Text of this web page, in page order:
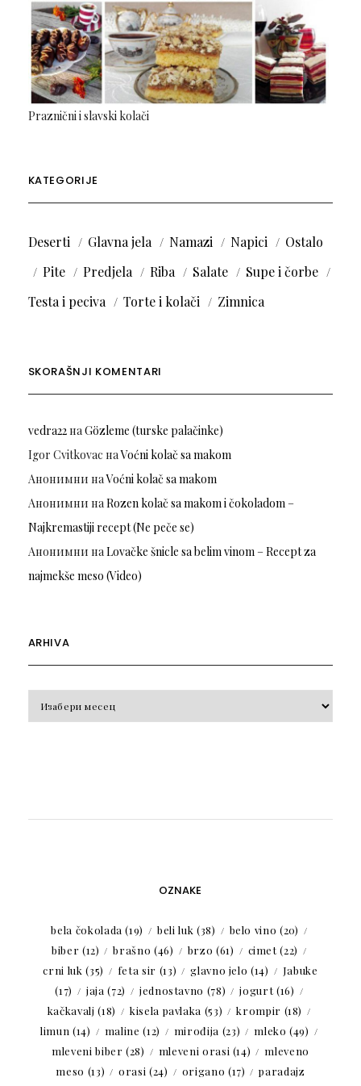
Praznični i slavski kolači
KATEGORIJE
Deserti Glavna jela Namazi Napici
Ostalo
Pite
Predjela Riba Salate
Supe i čorbe
Testa i peciva
Torte i kolači Zimnica
SKORAŠNJI KOMENTARI
vedra22наGözleme (turske palačinke)
Igor Cvitkovac наVoćni kolač sa makom
Анонимни наVoćni kolač sa makom
Анонимни наRozen kolač sa makom i čokoladom –
Najkremastiji recept (Ne peče se)
Анонимни наLovačke šnicle sa belim vinom – Recept za
najmekše meso (Video)
ARHIVA
OZNAKE
bela čokolada (19) beli luk (38) belo vino (20)
biber (12) brašno (46) brzo (61) cimet(22)
crni luk (35) feta sir (13) glavno jelo (14)
Jabuke
(17)
jaja (72) jednostavno (78) jogurt(16)
kačkavalj (18) kisela pavlaka (53) krompir (18)
limun (14) maline (12) mirođija (23) mleko (49)
mleveni biber (28) mleveni orasi (14)
mleveno
meso (13) orasi (24) origano (17)
paradajz